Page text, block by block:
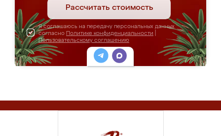
Рассчитать стоимость
Я соглашаюсь на передачу персональных данных
согласно Политике конфиденциальности
Пользовательскому соглашению